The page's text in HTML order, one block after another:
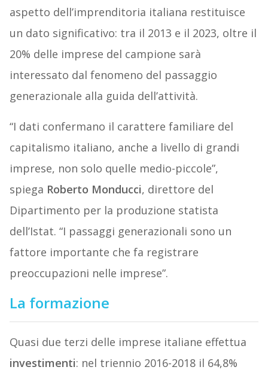
aspetto dell’imprenditoria italiana restituisce
un dato significativo: tra il 2013 e il 2023, oltre il
20% delle imprese del campione sarà
interessato dal fenomeno del passaggio
generazionale alla guida dell’attività.
“I dati confermano il carattere familiare del
capitalismo italiano, anche a livello di grandi
imprese, non solo quelle medio-piccole”,
spiega Roberto Monducci, direttore del
Dipartimento per la produzione statista
dell’Istat. “I passaggi generazionali sono un
fattore importante che fa registrare
preoccupazioni nelle imprese”.
La formazione
Quasi due terzi delle imprese italiane effettua
investimenti: nel triennio 2016-2018 il 64,8%